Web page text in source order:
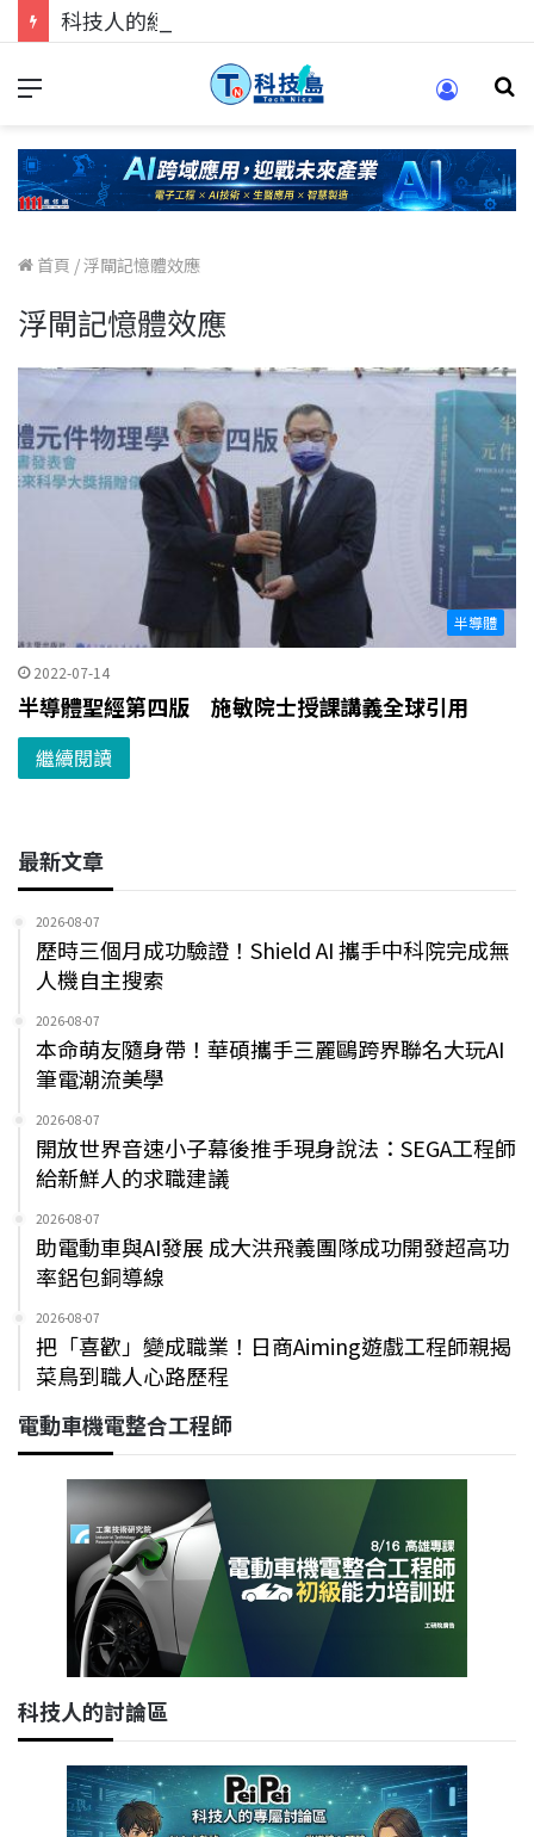
首頁 /浮閘記憶體效應
浮閘記憶體效應
半導體
2022-07-14
半導體聖經第四版 施敏院士授課講義全球引用
繼續閱讀
最新文章
2026-08-07
歷時三個月成功驗證！Shield AI 攜手中科院完成無
人機自主搜索
2026-08-07
本命萌友隨身帶！華碩攜手三麗鷗跨界聯名大玩AI
筆電潮流美學
2026-08-07
開放世界音速小子幕後推手現身說法：SEGA工程師
給新鮮人的求職建議
2026-08-07
助電動車與AI發展 成大洪飛義團隊成功開發超高功
率鋁包銅導線
2026-08-07
把「喜歡」變成職業！日商Aiming遊戲工程師親揭
菜鳥到職人心路歷程
電動車機電整合工程師
科技人的討論區